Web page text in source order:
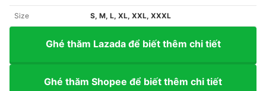
Size S, M, L, XL, XXL, XXXL
Ghé thăm Lazada để biết thêm chi tiết
Ghé thăm Shopee để biết thêm chi tiết